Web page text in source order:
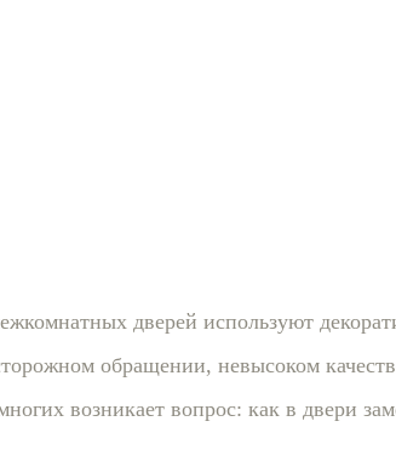
дверей используют
обращении, невысоком
возникает вопрос: как в двери